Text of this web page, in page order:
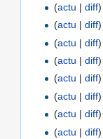
(actu |diff)
(actu |diff)
(actu |diff)
(actu |diff)
(actu |diff)
(actu |diff)
(actu |diff)
(actu |diff)